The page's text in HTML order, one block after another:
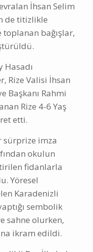
İhsan Selim
de titizlikle
bağışlar,
Hasadı
Rize Valisi İhsan
Başkanı Rahmi
Rize 4-6 Yaş
etti.
sürprize imza
okulun
fidanlarla
Yöresel
Karadenizli
sembolik
sahne olurken,
ikram edildi.